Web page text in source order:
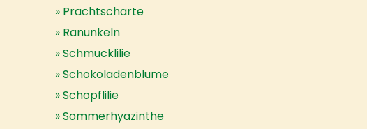
Prachtscharte
Ranunkeln
Schmucklilie
Schokoladenblume
Schopflilie
Sommerhyazinthe